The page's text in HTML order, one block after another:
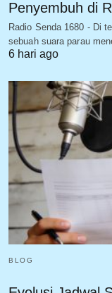
Penyembuh di
Radio Senda 1680 - Di
sebuah suara parau
6 hari ago
BLOG